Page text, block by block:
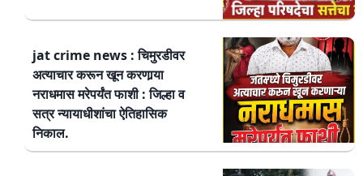
jat crime news : चिमुरडीवर
अत्याचार करून खून करणार्‍या
नराधमास मरेपर्यंत फाशी : जिल्हा व
सत्र न्यायाधीशांचा ऐतिहासिक
निकाल.